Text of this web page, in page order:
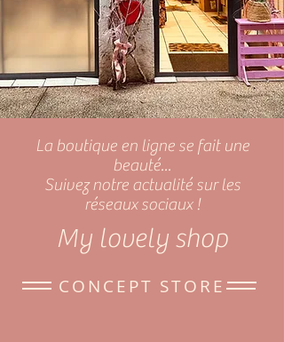
La boutique en ligne se fait une
beauté...
Suivez notre actualité sur les
réseaux sociaux !
My lovely shop
CONCEPT STORE